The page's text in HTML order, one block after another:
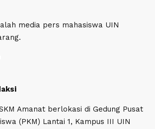
media pers mahasiswa UIN
Amanat berlokasi di Gedung Pusat
(PKM) Lantai 1, Kampus III UIN